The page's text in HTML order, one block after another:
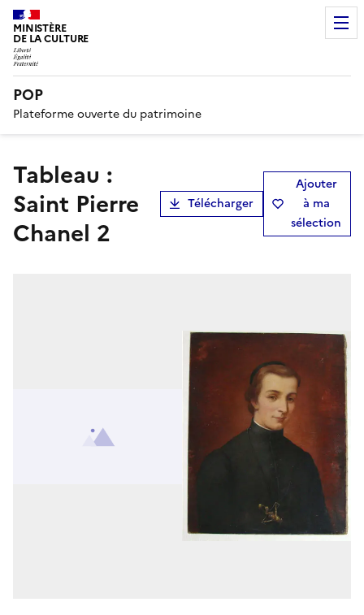
MINISTÈRE
DE LA CULTURE
POP
Plateforme ouverte du patrimoine
Tableau :
Saint Pierre
Chanel 2
Télécharger
Ajouter
à ma
sélection